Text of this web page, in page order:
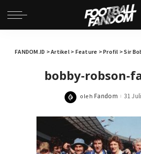
FANDOM.ID >Artikel> Feature >Profil >Sir
bobby-robson-
Posted
oleh Fandom 31